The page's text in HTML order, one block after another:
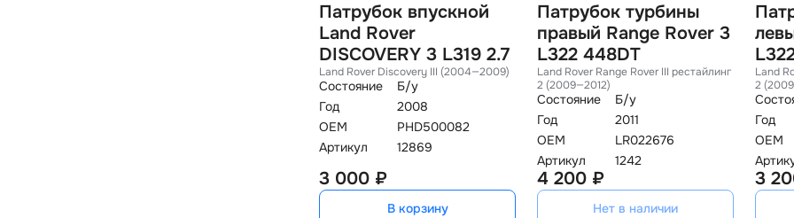
Патрубок впускной
Land Rover
DISCOVERY 3 L319 2.7
Land Rover Discovery III (2004—2009)
Состояние
Б/у
Год
2008
OEM
PHD500082
Артикул
12869
3 000 ₽
В корзину
Патрубок турбины
правый Range Rover 3
L322 448DT
Land Rover Range Rover III рестайлин
2 (2009—2012)
Состояние
Б/у
Год
2011
OEM
LR022676
Артикул
1242
4 200 ₽
Нет в наличии
Land
2
Год
OEM
3